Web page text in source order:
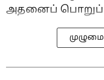
அதனைப்